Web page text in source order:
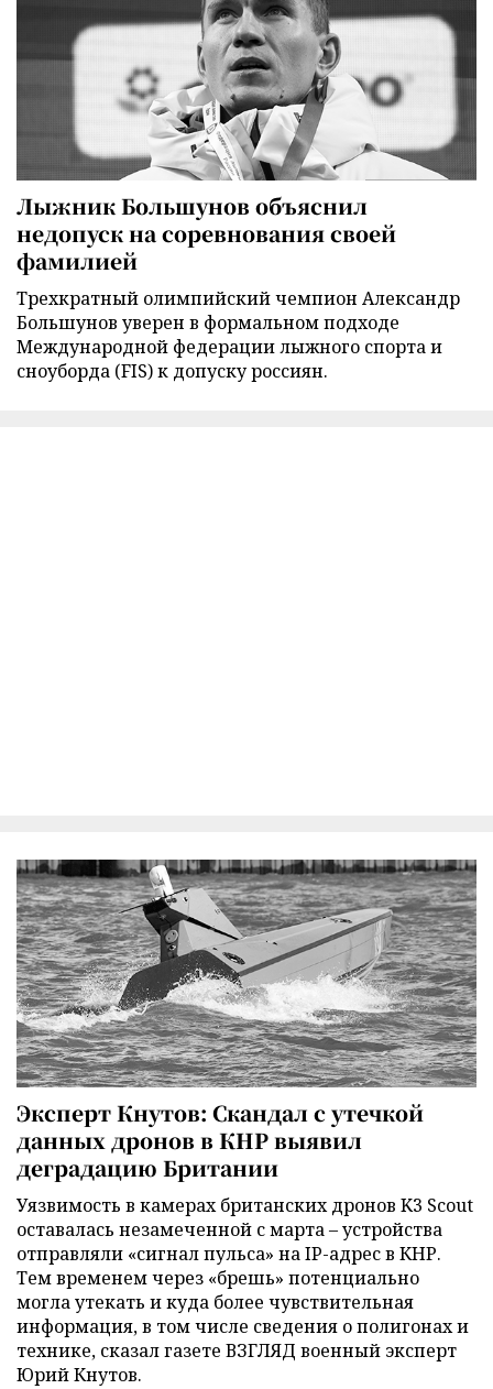
Лыжник Большунов объяснил
недопуск на соревнования своей
фамилией
Трехкратный олимпийский чемпион Александр
Большунов уверен в формальном подходе
Международной федерации лыжного спорта и
сноуборда (FIS) к допуску россиян.
Эксперт Кнутов: Скандал с утечкой
данных дронов в КНР выявил
деградацию Британии
Уязвимость в камерах британских дронов K3 Scout
оставалась незамеченной с марта – устройства
отправляли «сигнал пульса» на IP-адрес в КНР.
Тем временем через «брешь» потенциально
могла утекать и куда более чувствительная
информация, в том числе сведения о полигонах и
технике, сказал газете ВЗГЛЯД военный эксперт
Юрий Кнутов.